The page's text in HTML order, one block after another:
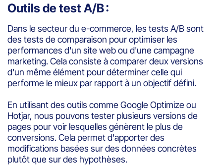
Outils de test A/B :
Dans le secteur du e-commerce, les tests A/B sont
des tests de comparaison pour optimiser les
performances d'un site web ou d'une campagne
marketing. Cela consiste à comparer deux versions
d'un même élément pour déterminer celle qui
performe le mieux par rapport à un objectif défini.
En utilisant des outils comme Google Optimize ou
Hotjar, nous pouvons tester plusieurs versions de
pages pour voir lesquelles génèrent le plus de
conversions. Cela permet d'apporter des
modifications basées sur des données concrètes
plutôt que sur des hypothèses.